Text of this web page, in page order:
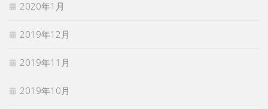
2020年1月
2019年12月
2019年11月
2019年10月